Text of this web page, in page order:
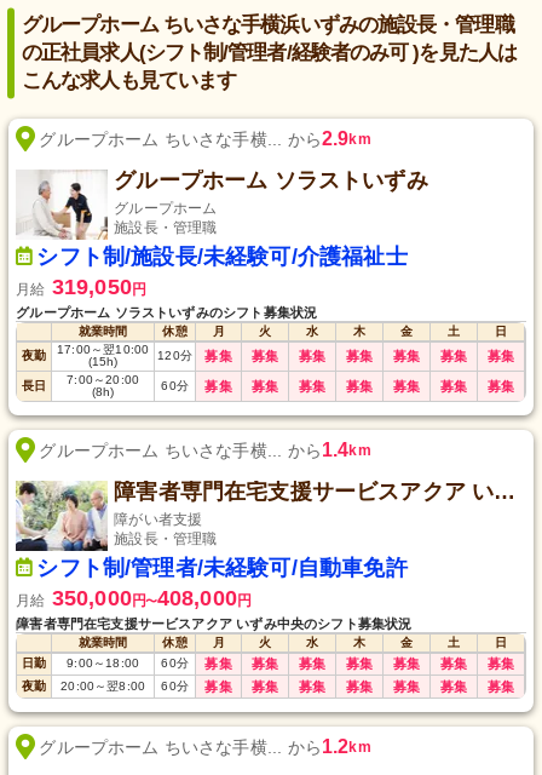
グループホーム ちいさな手横浜いずみの施設長・管理職
の正社員求人(シフト制/管理者/経験者のみ可 )を見た人は
こんな求人も見ています
グループホーム ちいさな手横... から2.9km
グループホーム ソラストいずみ
グループホーム
施設長・管理職
シフト制/施設長/未経験可/介護福祉士
月給 319,050円
グループホーム ソラストいずみのシフト募集状況
就業時間 休憩 月 火 水 木 金 土
日
夜勤
17:00～翌10:00
(15h)
120分 募集 募集 募集 募集 募集 募集 募集
長日 7:00～20:00
(8h)
60分 募集 募集 募集 募集 募集 募集 募集
グループホーム ちいさな手横... から1.4km
障害者専門在宅支援サービスアクア いずみ中央
障がい者支援
施設長・管理職
シフト制/管理者/未経験可/自動車免許
月給 350,000円〜408,000円
障害者専門在宅支援サービスアクア いずみ中央のシフト募集状況
就業時間 休憩 月 火 水 木 金 土
日
日勤
9:00～ 18:00 60分 募集 募集 募集 募集 募集 募集 募集
夜勤 20:00～翌8:00 60分 募集 募集 募集 募集 募集 募集 募集
グループホーム ちいさな手横... から1.2km